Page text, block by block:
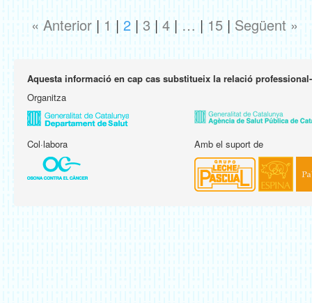
« Anterior | 1 | 2 | 3 | 4 | … | 15 | Següent »
Aquesta informació en cap cas substitueix la relació
Organitza
Col·labora Amb el suport de